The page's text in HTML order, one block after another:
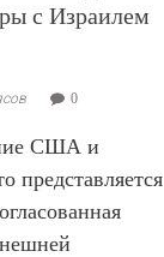
с Израилем
0
США и
представляется